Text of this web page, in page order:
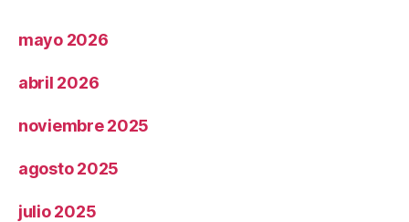
mayo 2026
abril 2026
noviembre 2025
agosto 2025
julio 2025